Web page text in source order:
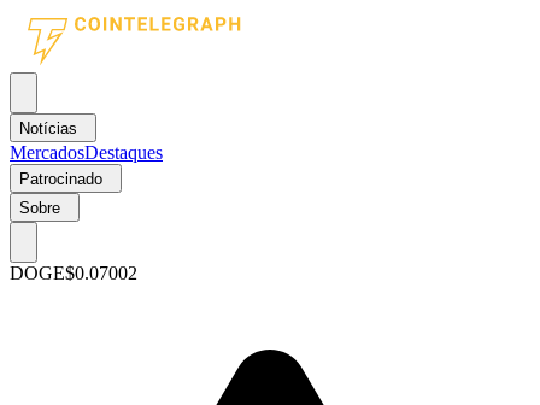
Notícias
MercadosDestaques
Patrocinado
Sobre
DOGE$0.07002